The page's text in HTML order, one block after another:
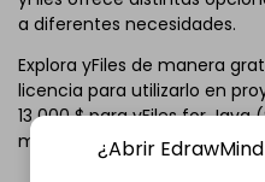
a diferentes necesidades.
Explora yFiles de manera
licencia para utilizarlo en
13 000 $ para yFiles for Java
mantenimiento y sin tarifas
¿Abrir